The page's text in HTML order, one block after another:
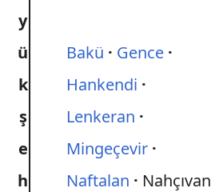
y
ü
k
ş
e
h
Bakü
Gence
Hankendi
Lenkeran
Mingeçevir
Naftalan
Nahçıvan